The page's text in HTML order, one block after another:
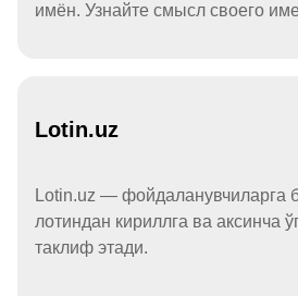
имён. Узнайте смысл своего
Lotin.uz
Lotin.uz — фойдаланувчиларга
лотиндан кириллга ва аксинча
таклиф этади.